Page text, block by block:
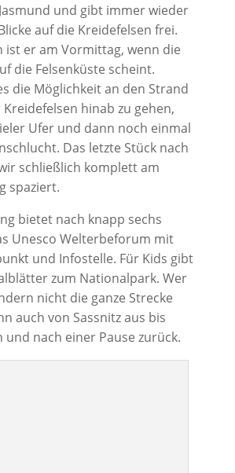
und gibt immer wieder
auf die Kreidefelsen frei.
ist er am Vormittag, wenn die
die Felsenküste scheint.
die Möglichkeit an den Strand
hinab zu gehen,
Ufer und dann noch einmal
Das letzte Stück nach
schließlich komplett am
spaziert.
bietet nach knapp sechs
Unesco Welterbeforum mit
und Infostelle. Für Kids gibt
zum Nationalpark. Wer
nicht die ganze Strecke
auch von Sassnitz aus bis
nach einer Pause zurück.